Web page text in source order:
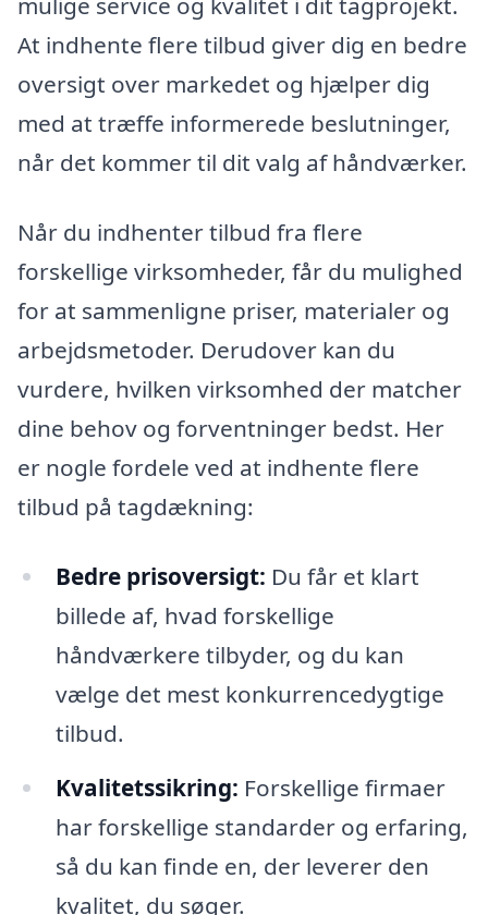
At indhente flere tilbud giver dig en bedre
oversigt over markedet og hjælper dig
med at træffe informerede beslutninger,
når det kommer til dit valg af håndværker.
Når du indhenter tilbud fra flere
forskellige virksomheder, får du mulighed
for at sammenligne priser, materialer og
arbejdsmetoder. Derudover kan du
vurdere, hvilken virksomhed der matcher
dine behov og forventninger bedst. Her
er nogle fordele ved at indhente flere
tilbud på tagdækning:
Bedre prisoversigt: Du får et klart
billede af, hvad forskellige
håndværkere tilbyder, og du kan
vælge det mest konkurrencedygtige
tilbud.
Kvalitetssikring: Forskellige firmaer
har forskellige standarder og erfaring,
så du kan finde en, der leverer den
kvalitet, du søger.